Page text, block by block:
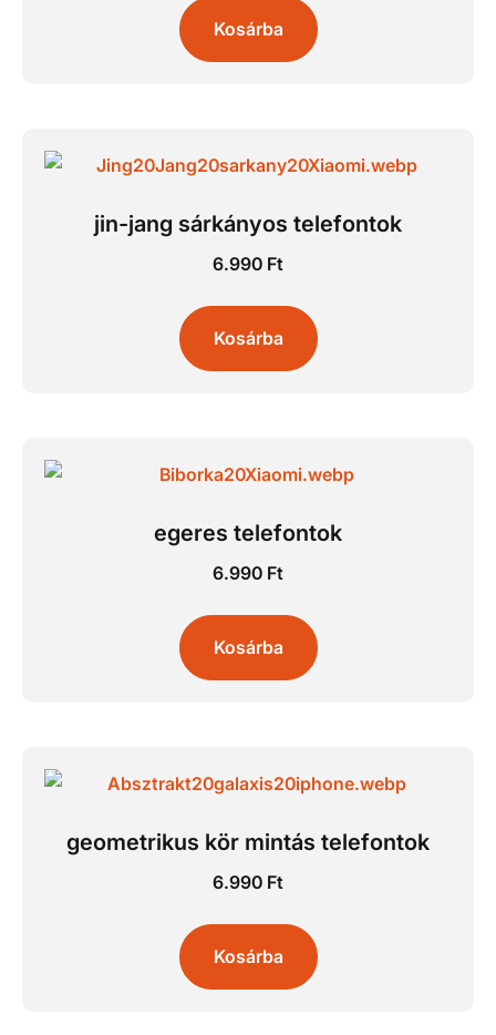
Kosárba
jin-jang sárkányos telefontok
6.990 Ft
Kosárba
egeres telefontok
6.990 Ft
Kosárba
geometrikus kör mintás telefontok
6.990 Ft
Kosárba